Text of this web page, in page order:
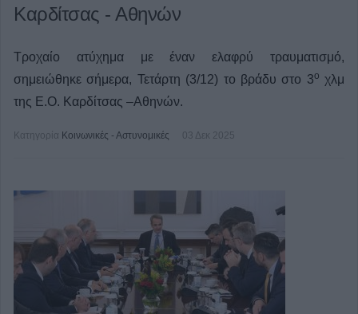
Καρδίτσας - Αθηνών
Τροχαίο ατύχημα με έναν ελαφρύ τραυματισμό,
σημειώθηκε σήμερα, Τετάρτη (3/12) το βράδυ στο 3ο χλμ
της Ε.Ο. Καρδίτσας –Αθηνών.
Κατηγορία Κοινωνικές - Αστυνομικές 03 Δεκ 2025